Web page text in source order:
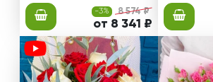
-3% 8 574 ₽
от 8 341 ₽